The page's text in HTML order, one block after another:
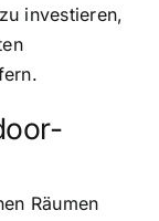
investieren,
Räumen